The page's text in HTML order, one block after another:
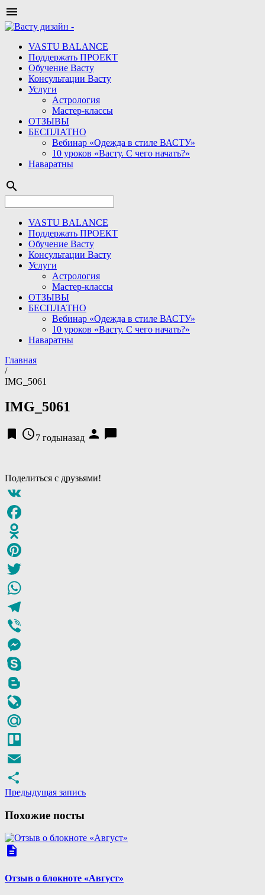

VASTU BALANCE
Поддержать ПРОЕКТ
Обучение Васту
Консультации Васту
Услуги
Астрология
Мастер-классы
ОТЗЫВЫ
БЕСПЛАТНО
Вебинар «Одежда в стиле ВАСТУ»
10 уроков «Васту. С чего начать?»
Наваратны
search
VASTU BALANCE
Поддержать ПРОЕКТ
Обучение Васту
Консультации Васту
Услуги
Астрология
Мастер-классы
ОТЗЫВЫ
БЕСПЛАТНО
Вебинар «Одежда в стиле ВАСТУ»
10 уроков «Васту. С чего начать?»
Наваратны
Главная
/
IMG_5061
IMG_5061
bookmark access_time7 годыназад person chat_bubble
Поделиться с друзьями!
VK
Facebook
Odnoklassniki
Pinterest
Twitter
WhatsApp
Telegram
Viber
Messenger
Skype
Blogger
LiveJournal
Mail.Ru
Trello
Email
Отправить
Предыдущая запись
Похожие посты
description
Отзыв о блокноте «Август»